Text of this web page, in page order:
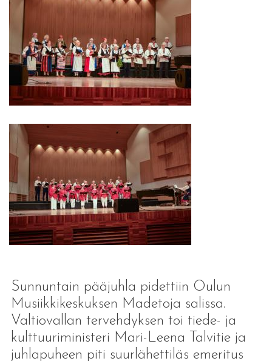
Sunnuntain pääjuhla pidettiin Oulun
Musiikkikeskuksen Madetoja salissa.
Valtiovallan tervehdyksen toi tiede- ja
kulttuuriministeri Mari-Leena Talvitie ja
juhlapuheen piti suurlähettiläs emeritus